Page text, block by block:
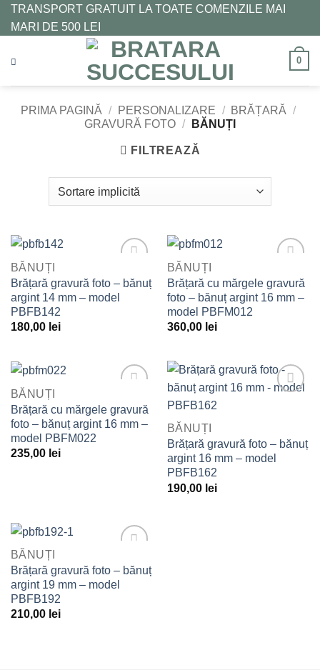
SkipTRANSPORT GRATUIT LA TOATE COMENZILE MAI
MARI DE 500 LEI
0
PRIMA PAGINĂ / PERSONALIZARE / BRĂȚARĂ /
GRAVURĂ FOTO / BĂNUȚI
FILTREAZĂ
Adaugă
Favorite
BĂNUȚI
Brățară gravură foto – bănuț
argint 14 mm – model
PBFB142
180,00 lei
Adaugă
la
Favorite
BĂNUȚI
Brățară cu mărgele gravură
foto – bănuț argint 16 mm –
model PBFM012
360,00 lei
Adaugă
Favorite
BĂNUȚI
Brățară cu mărgele gravură
foto – bănuț argint 16 mm –
model PBFM022
235,00 lei
BĂNUȚI
Brățară gravură foto – bănuț
argint 16 mm – model
PBFB162
190,00 lei
Adaugă
BĂNUȚI
Brățară gravură foto – bănuț
argint 19 mm – model
PBFB192
210,00 lei